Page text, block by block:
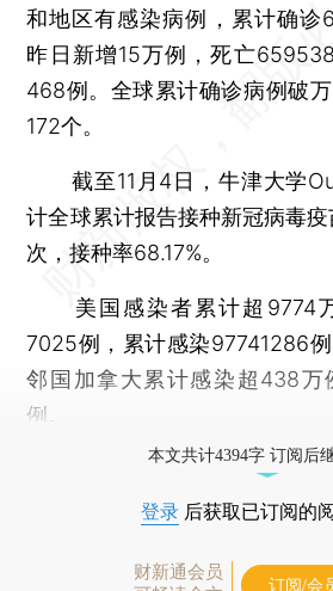
和地区有感染病例，累计确诊
昨日新增15万例，死亡
468例。全球累计确诊病例破
172个。
截至11月4日，牛津大学
计全球累计报告接种新冠病毒
次，接种率68.17%。
美国感染者累计超9774
7025例，累计感染97741286
邻国加拿大累计感染超438万
例。
本文共计4394字 订阅后
登录 后获取已订阅的
财新通会员
订阅/会